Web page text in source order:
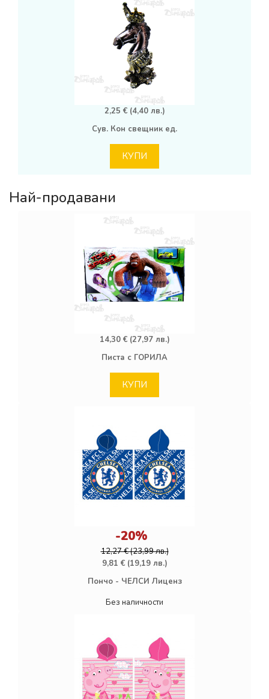
2,25 € (4,40 лв.)
Сув. Кон свещник ед.
КУПИ
Най-продавани
14,30 € (27,97 лв.)
Писта с ГОРИЛА
КУПИ
-20%
12,27 € (23,99 лв.)
9,81 € (19,19 лв.)
Пончо - ЧЕЛСИ Лиценз
Без наличности